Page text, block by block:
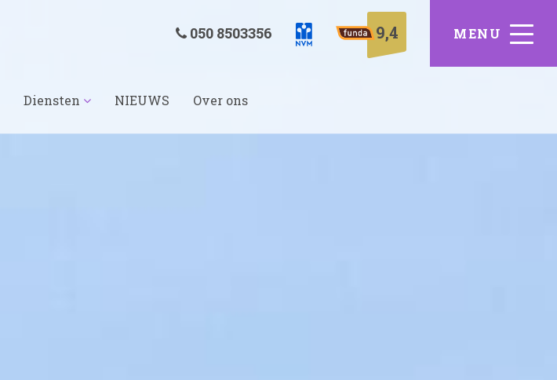
050 8503356 9,4
Diensten NIEUWS Over ons